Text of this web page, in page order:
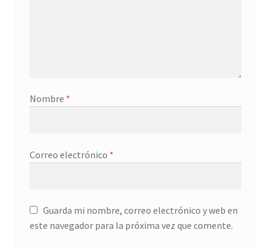
Nombre *
Correo electrónico *
Guarda mi nombre, correo electrónico y web en
este navegador para la próxima vez que comente.